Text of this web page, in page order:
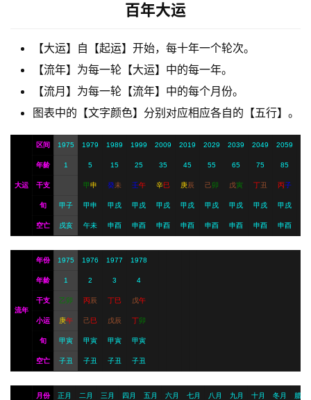
A
会
百年大运
【大运】自【起运】开始，每十年一个轮次。
【流年】为每一轮【大运】中的每一年。
【流月】为每一轮【流年】中的每个月份。
图表中的【文字颜色】分别对应相应各自的【五行】。
大运
区间 1975 1979 1989 1999 2009 2019 2029 2039 2049 2059
年龄 1 5 15 25 35 45 55 65 75 85
干支 甲申 癸未 壬午 辛巳 庚辰 己卯 戊寅 丁丑 丙子
旬 甲子 甲申 甲戌 甲戌 甲戌 甲戌 甲戌 甲戌 甲戌 甲戌
空亡 戌亥 午未 申酉 申酉 申酉 申酉 申酉 申酉 申酉 申酉
流年
年份 1975 1976 1977 1978
年龄 1 2 3 4
干支 乙卯 丙辰 丁巳 戊午
小运 庚午 己巳 戊辰 丁卯
旬 甲寅 甲寅 甲寅 甲寅
空亡 子丑 子丑 子丑 子丑
月份 正月 二月 三月 四月 五月 六月 七月 八月 九月 十月 冬月 腊月